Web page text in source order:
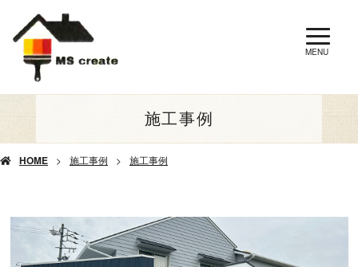
MENU
施工事例
HOME 施工事例 施工事例